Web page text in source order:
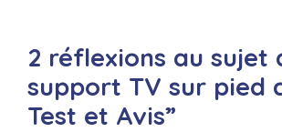
2 réflexions au sujet
support TV sur pied
Test et Avis”